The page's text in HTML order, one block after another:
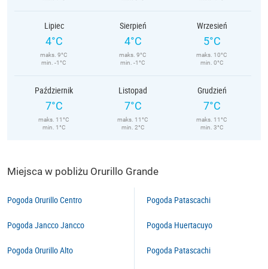
Lipiec
4°C
maks. 9°C
min. -1°C
Sierpień
4°C
maks. 9°C
min. -1°C
Wrzesień
5°C
maks. 10°C
min. 0°C
Październik
7°C
maks. 11°C
min. 1°C
Listopad
7°C
maks. 11°C
min. 2°C
Grudzień
7°C
maks. 11°C
min. 3°C
Miejsca w pobliżu Orurillo Grande
Pogoda Orurillo Centro
Pogoda Jancco Jancco
Pogoda Orurillo Alto
Pogoda Patascachi
Pogoda Huertacuyo
Pogoda Patascachi